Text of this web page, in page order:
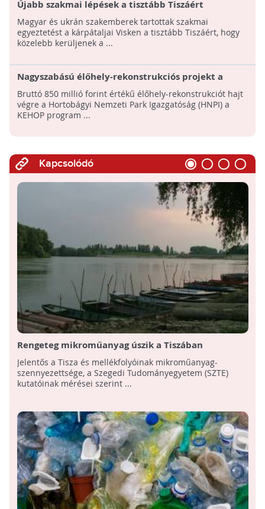
Újabb szakmai lépések a tisztább Tiszáért
Magyar és ukrán szakemberek tartottak szakmai
egyeztetést a kárpátaljai Visken a tisztább Tiszáért, hogy
közelebb kerüljenek a ...
Nagyszabású élőhely-rekonstrukciós projekt a
tiszakürti Kis-Tiszán
Bruttó 850 millió forint értékű élőhely-rekonstrukciót hajt
végre a Hortobágyi Nemzeti Park Igazgatóság (HNPI) a
KEHOP program ...
Kapcsolódó
Rengeteg mikroműanyag úszik a Tiszában
Jelentős a Tisza és mellékfolyóinak mikroműanyag-
szennyezettsége, a Szegedi Tudományegyetem (SZTE)
kutatóinak mérései szerint ...